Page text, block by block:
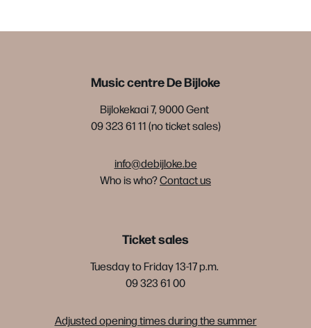
Music centre De Bijloke
Bijlokekaai 7, 9000 Gent
09 323 61 11 (no ticket sales)
info@debijloke.be
Who is who?Contact us
Ticket sales
Tuesday to Friday 13-17 p.m.
09 323 61 00
Adjusted opening times during the summer